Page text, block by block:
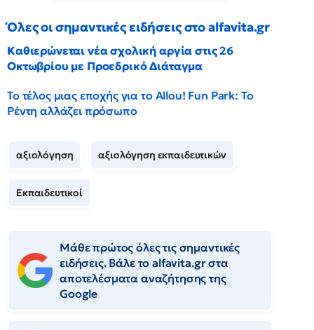
Όλες οι σημαντικές ειδήσεις στο alfavita.gr
Καθιερώνεται νέα σχολική αργία στις 26
Οκτωβρίου με Προεδρικό Διάταγμα
Το τέλος μιας εποχής για το Allou! Fun Park: Το
Ρέντη αλλάζει πρόσωπο
αξιολόγηση αξιολόγηση εκπαιδευτικών
Εκπαιδευτικοί
Μάθε πρώτος όλες τις σημαντικές
ειδήσεις. Βάλε το alfavita.gr στα
αποτελέσματα αναζήτησης της
Google